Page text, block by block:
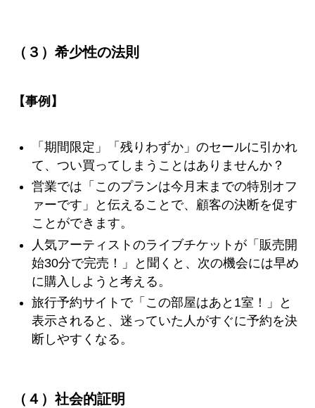
（３）希少性の法則
【事例】
「期間限定」「残りわずか」のセールに引かれ
て、つい買ってしまうことはありませんか？
営業では「このプランは今月末までの特別オフ
ァーです」と伝えることで、顧客の決断を促す
ことができます。
人気アーティストのライブチケットが「販売開
始30分で完売！」と聞くと、次の機会には早め
に購入しようと考える。
旅行予約サイトで「この部屋はあと1室！」と
表示されると、迷っていた人がすぐに予約を決
断しやすくなる。
（４）社会的証明